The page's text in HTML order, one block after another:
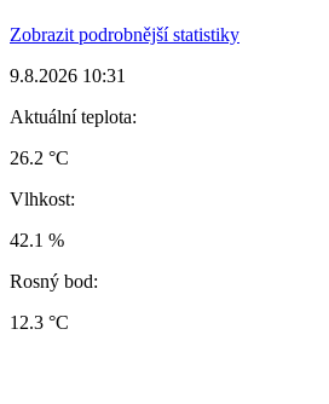
Zobrazit podrobnější statistiky
9.8.2026 10:31
Aktuální teplota:
26.2 °C
Vlhkost:
42.1 %
Rosný bod:
12.3 °C